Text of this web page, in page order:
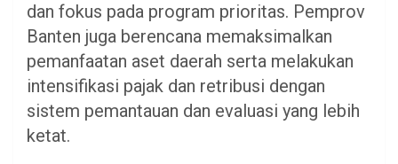
dan fokus pada program prioritas. Pemprov
Banten juga berencana memaksimalkan
pemanfaatan aset daerah serta melakukan
intensifikasi pajak dan retribusi dengan
sistem pemantauan dan evaluasi yang lebih
ketat.